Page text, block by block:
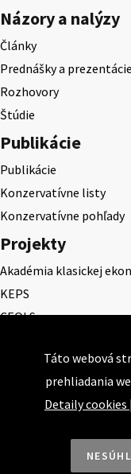
Názory a nalýzy
Články
Prednášky a prezentácie
Rozhovory
Štúdie
Publikácie
Publikácie
Konzervatívne listy
Konzervatívne pohľady
Projekty
Akadémia klasickej
KEPS
CEQLS
Cena Ernesta Valka
Študentská esej
Deň daňového
Táto webová
prehliadania
Detaily cookies